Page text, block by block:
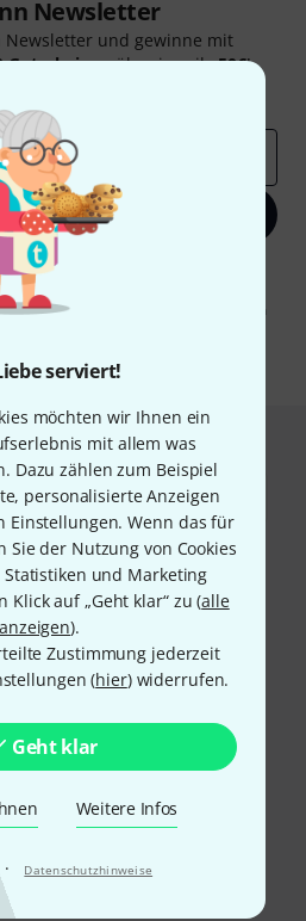
serviert!
möchten wir Ihnen ein
mit allem was
Dazu zählen zum Beispiel
personalisierte Anzeigen
Einstellungen. Wenn das für
Sie der Nutzung von Cookies
und Marketing
auf „Geht klar“ zu (alle
anzeigen).
Zustimmung jederzeit
(hier) widerrufen.
Geht klar
Weitere Infos
· Datenschutzhinweise
Newsletter
und gewinne mit
Gutscheinenüber jeweils50€!
anmelden
stimmen Sie dem Erhalt von E-Mail-
des E-Mail-Nutzungsverhaltens zu. Die
Weitere Informationen finden Sie in
* Pflichtfeld
sicher per Nachnahme,
Pay,Klarna Sofort bezahlen
Kreditkarte.